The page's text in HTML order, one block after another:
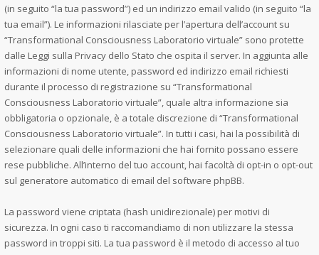
(in seguito “la tua password”) ed un indirizzo email valido (in seguito “la
tua email”). Le informazioni rilasciate per l’apertura dell’account su
“Transformational Consciousness Laboratorio virtuale” sono protette
dalle Leggi sulla Privacy dello Stato che ospita il server. In aggiunta alle
informazioni di nome utente, password ed indirizzo email richiesti
durante il processo di registrazione su “Transformational
Consciousness Laboratorio virtuale”, quale altra informazione sia
obbligatoria o opzionale, è a totale discrezione di “Transformational
Consciousness Laboratorio virtuale”. In tutti i casi, hai la possibilità di
selezionare quali delle informazioni che hai fornito possano essere
rese pubbliche. All’interno del tuo account, hai facoltà di opt-in o opt-out
sul generatore automatico di email del software phpBB.
La password viene criptata (hash unidirezionale) per motivi di
sicurezza. In ogni caso ti raccomandiamo di non utilizzare la stessa
password in troppi siti. La tua password è il metodo di accesso al tuo